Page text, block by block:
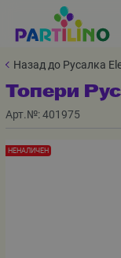
Назад до Русалка
Топери
Арт.№:401975
НЕНАЛИЧЕН